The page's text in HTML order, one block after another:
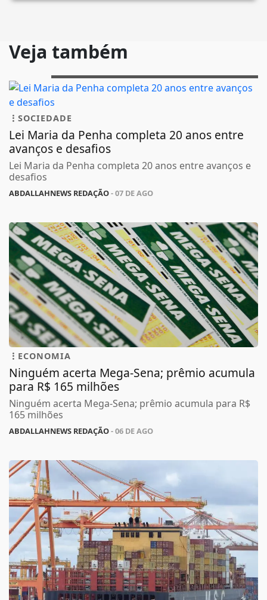
Veja também
SOCIEDADE
Lei Maria da Penha completa 20 anos entre
avanços e desafios
Lei Maria da Penha completa 20 anos entre avanços e
desafios
ABDALLAHNEWS REDAÇÃO- 07 DE AGO
ECONOMIA
Ninguém acerta Mega-Sena; prêmio acumula
para R$ 165 milhões
Ninguém acerta Mega-Sena; prêmio acumula para R$
165 milhões
ABDALLAHNEWS REDAÇÃO- 06 DE AGO